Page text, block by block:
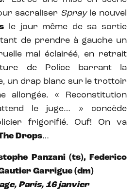
sacraliser Sprayle nouvel
le jour même de sa sortie
de prendre à gauche un
mal éclairéé, en retrait
de Police barrant la
un drap blanc sur le trottoir
allongée. « Reconstitution
le juge… » concède
frigorifié. Ouf! On va
Drops…
Panzani (ts), Federico
Garrigue (dm)
Paris, 16 janvier